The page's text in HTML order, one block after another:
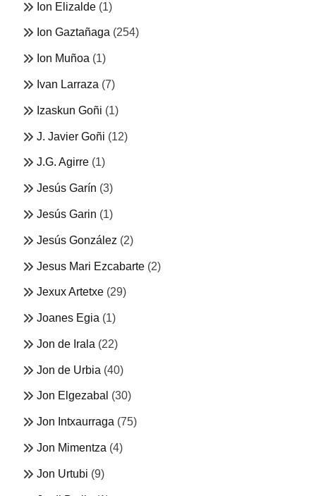
Ion Elizalde (1)
Ion Gaztañaga (254)
Ion Muñoa (1)
Ivan Larraza (7)
Izaskun Goñi (1)
J. Javier Goñi (12)
J.G. Agirre (1)
Jesús Garín (3)
Jesús Garin (1)
Jesús González (2)
Jesus Mari Ezcabarte (2)
Jexux Artetxe (29)
Joanes Egia (1)
Jon de Irala (22)
Jon de Urbia (40)
Jon Elgezabal (30)
Jon Intxaurraga (75)
Jon Mimentza (4)
Jon Urtubi (9)